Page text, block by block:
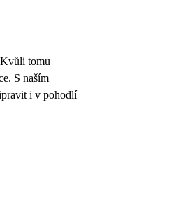
tomu
S naším
i v pohodlí